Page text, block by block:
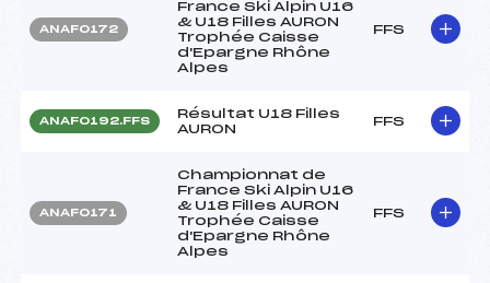
ANAF0172
France Ski Alpin U16
& U18 Filles AURON
Trophée Caisse
d'Epargne Rhône
Alpes
FFS
ANAF0192.FFS
Résultat U18 Filles
AURON
FFS
ANAF0171
Championnat de
France Ski Alpin U16
& U18 Filles AURON
Trophée Caisse
d'Epargne Rhône
Alpes
FFS